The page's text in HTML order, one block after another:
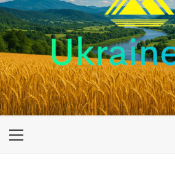
UKRAINE-IS
ПУТЕШЕСТВИЕ ПО УКРАИНЕ
Primary